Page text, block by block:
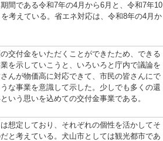
間である令和7年の4月から6月と、令和7年10
考えている。省エネ対応は、令和8年の4月か
交付金をいただくことができたため、できる
を示していこうと、いろいろと庁内で議論を
んが物価高に対応できて、市民の皆さんにで
な事業を意識して示した。少しでも多くの還
いう思いを込めての交付金事業である。
想定しており、それぞれの個性を活かしてそ
と考えている。犬山市としては観光都市であ